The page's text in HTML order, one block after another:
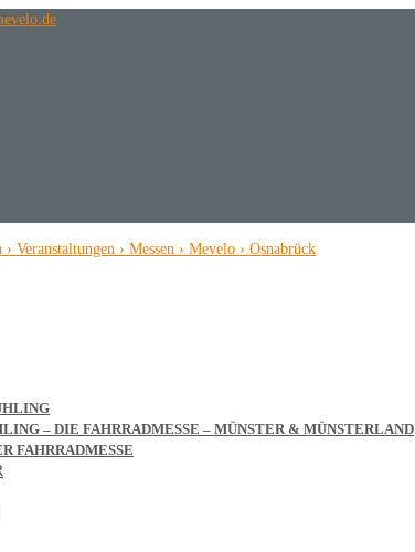
– DIE FAHRRADMESSE – MÜNSTER & MÜNSTERLAND
FAHRRADMESSE